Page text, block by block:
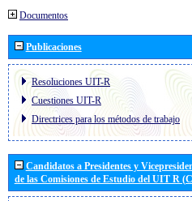
Documentos
Publicaciones
Resoluciones UIT-R
Cuestiones UIT-R
Directrices para los métodos de trabajo
Candidatos a Presidentes y
de las Comisiones de Estudio del UIT R